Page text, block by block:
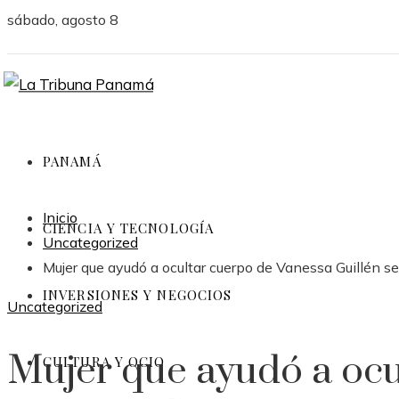
sábado, agosto 8
PANAMÁ
CIENCIA Y TECNOLOGÍA
INVERSIONES Y NEGOCIOS
CULTURA Y OCIO
Inicio
Uncategorized
Mujer que ayudó a ocultar cuerpo de Vanessa Guillén
Uncategorized
Mujer que ayudó a